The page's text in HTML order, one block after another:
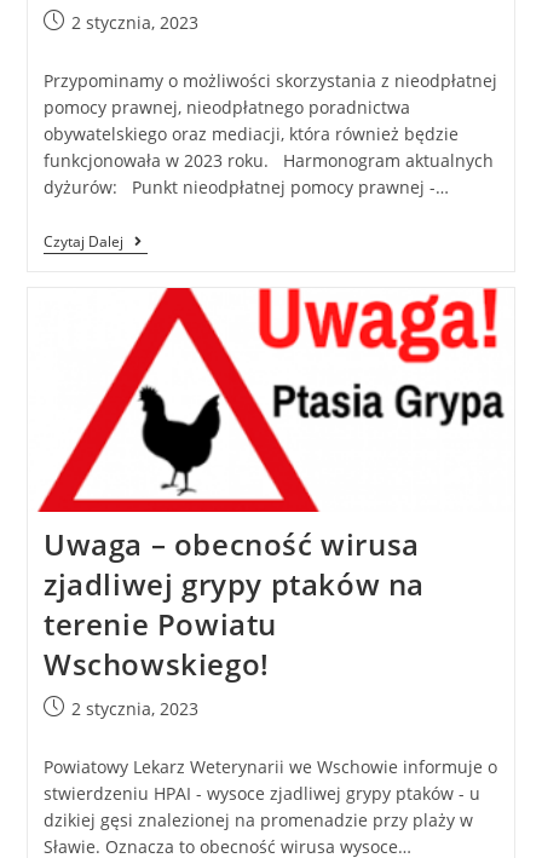
2 stycznia, 2023
Przypominamy o możliwości skorzystania z nieodpłatnej
pomocy prawnej, nieodpłatnego poradnictwa
obywatelskiego oraz mediacji, która również będzie
funkcjonowała w 2023 roku. Harmonogram aktualnych
dyżurów: Punkt nieodpłatnej pomocy prawnej -…
Czytaj Dalej
Uwaga – obecność wirusa
zjadliwej grypy ptaków na
terenie Powiatu
Wschowskiego!
2 stycznia, 2023
Powiatowy Lekarz Weterynarii we Wschowie informuje o
stwierdzeniu HPAI - wysoce zjadliwej grypy ptaków - u
dzikiej gęsi znalezionej na promenadzie przy plaży w
Sławie. Oznacza to obecność wirusa wysoce…